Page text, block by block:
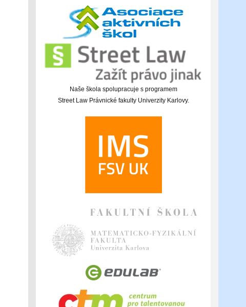
Naše škola spolupracuje s programem
Street Law Právnické fakulty Univerzity Karlovy.